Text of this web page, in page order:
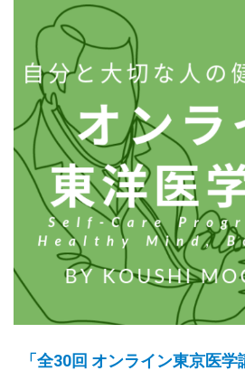
「全30回 オンライン東京医